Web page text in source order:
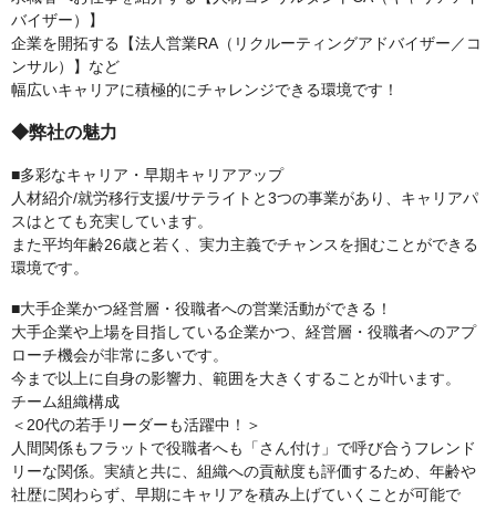
バイザー）】
企業を開拓する【法人営業RA（リクルーティングアドバイザー／コ
ンサル）】など
幅広いキャリアに積極的にチャレンジできる環境です！
◆弊社の魅力
■多彩なキャリア・早期キャリアアップ
人材紹介/就労移行支援/サテライトと3つの事業があり、キャリアパ
スはとても充実しています。
また平均年齢26歳と若く、実力主義でチャンスを掴むことができる
環境です。
■大手企業かつ経営層・役職者への営業活動ができる！
大手企業や上場を目指している企業かつ、経営層・役職者へのアプ
ローチ機会が非常に多いです。
今まで以上に自身の影響力、範囲を大きくすることが叶います。
チーム組織構成
＜20代の若手リーダーも活躍中！＞
人間関係もフラットで役職者へも「さん付け」で呼び合うフレンド
リーな関係。実績と共に、組織への貢献度も評価するため、年齢や
社歴に関わらず、早期にキャリアを積み上げていくことが可能で